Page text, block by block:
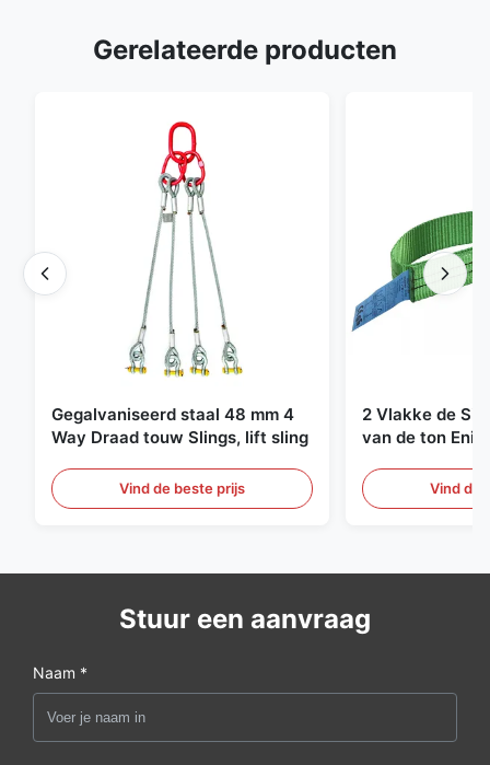
Gerelateerde producten
Gegalvaniseerd staal 48 mm 4
Way Draad touw Slings, lift sling
Vind de beste prijs
2 Vlakke de
van de ton
Vind de
Stuur een aanvraag
Naam *